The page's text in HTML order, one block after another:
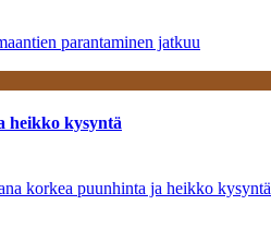
parantaminen jatkuu
heikko kysyntä
korkea puunhinta ja heikko kysyntä